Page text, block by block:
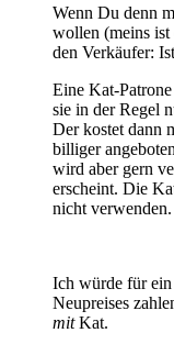
Wenn Du denn
wollen (meins ist
den Verkäufer:
Eine Kat-
sie in der Regel
Der kostet dann
billiger
wird aber gern
erscheint. Die
nicht verwenden.
Ich würde für ein
Neupreises
mitKat.